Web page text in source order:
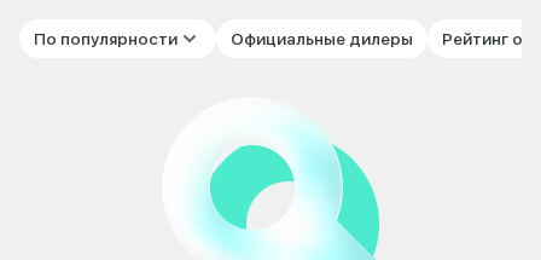
По популярности Официальные дилеры Рейтинг